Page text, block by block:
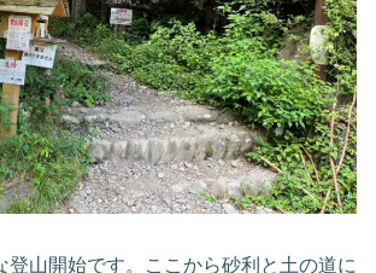
登山開始です。ここから砂利と土の道に